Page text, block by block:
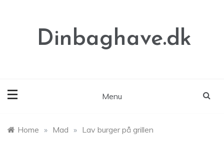
Dinbaghave.dk
Menu
Home » Mad » Lav burger på grillen